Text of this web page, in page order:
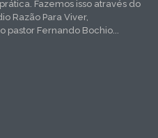
Fazemos isso através do
Razão Para Viver,
pastor Fernando Bochio...